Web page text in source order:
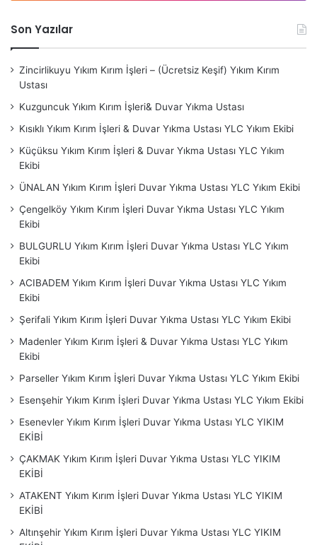
Son Yazılar
Zincirlikuyu Yıkım Kırım İşleri – (Ücretsiz Keşif) Yıkım Kırım
Ustası
Kuzguncuk Yıkım Kırım İşleri& Duvar Yıkma Ustası
Kısıklı Yıkım Kırım İşleri & Duvar Yıkma Ustası YLC Yıkım Ekibi
Küçüksu Yıkım Kırım İşleri & Duvar Yıkma Ustası YLC Yıkım
Ekibi
ÜNALAN Yıkım Kırım İşleri Duvar Yıkma Ustası YLC Yıkım Ekibi
Çengelköy Yıkım Kırım İşleri Duvar Yıkma Ustası YLC Yıkım
Ekibi
BULGURLU Yıkım Kırım İşleri Duvar Yıkma Ustası YLC Yıkım
Ekibi
ACIBADEM Yıkım Kırım İşleri Duvar Yıkma Ustası YLC Yıkım
Ekibi
Şerifali Yıkım Kırım İşleri Duvar Yıkma Ustası YLC Yıkım Ekibi
Madenler Yıkım Kırım İşleri & Duvar Yıkma Ustası YLC Yıkım
Ekibi
Parseller Yıkım Kırım İşleri Duvar Yıkma Ustası YLC Yıkım Ekibi
Esenşehir Yıkım Kırım İşleri Duvar Yıkma Ustası YLC Yıkım Ekibi
Esenevler Yıkım Kırım İşleri Duvar Yıkma Ustası YLC YIKIM
EKİBİ
ÇAKMAK Yıkım Kırım İşleri Duvar Yıkma Ustası YLC YIKIM
EKİBİ
ATAKENT Yıkım Kırım İşleri Duvar Yıkma Ustası YLC YIKIM
EKİBİ
Altınşehir Yıkım Kırım İşleri Duvar Yıkma Ustası YLC YIKIM